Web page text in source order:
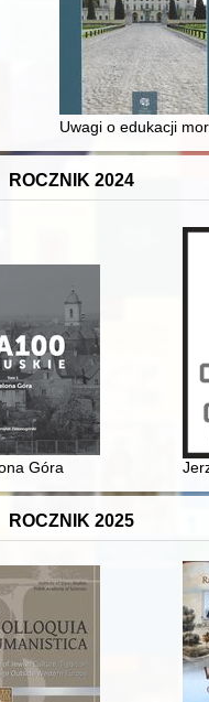
finansowy i
Uwagi o edukacji
ROCZNIK 2024
Tadeusza Kościuszki we
Góra
ROCZNIK 2025